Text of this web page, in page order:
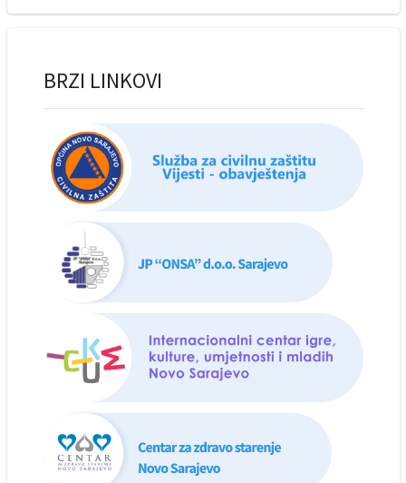
BRZI LINKOVI